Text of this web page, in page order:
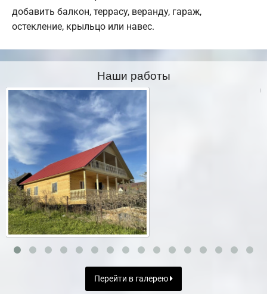
добавить балкон, террасу, веранду, гараж,
остекление, крыльцо или навес.
Наши работы
Перейти в галерею